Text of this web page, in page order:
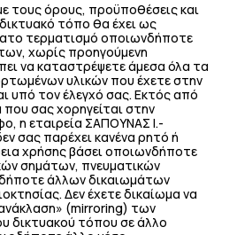
τους όρους, προϋποθέσεις και
τόπο θα έχει ως
τερματισμό οποιωνδήποτε
χωρίς προηγούμενη
να καταστρέψετε άμεσα όλα τα
υλικών που έχετε στην
υπό τον έλεγχό σας. Εκτός από
που σας χορηγείται στην
η εταιρεία ΣΑΠΟΥΝΑΣ Ι.-
σας παρέχει κανένα ρητό ή
χρήσης βάσει οποιωνδήποτε
σημάτων, πνευματικών
άλλων δικαιωμάτων
Δεν έχετε δικαίωμα να
(mirroring) των
δικτυακού τόπου σε άλλο